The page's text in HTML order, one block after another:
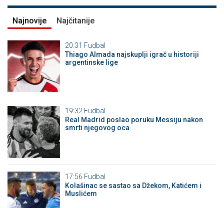
Najnovije Najčitanije
20:31 Fudbal
Thiago Almada najskuplji igrač u historiji
argentinske lige
19:32 Fudbal
Real Madrid poslao poruku Messiju nakon
smrti njegovog oca
17:56 Fudbal
Kolašinac se sastao sa Džekom, Katićem i
Muslićem